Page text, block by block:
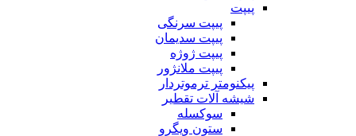
پیپت
پیپت سرنگی
پیپت سدیمان
پیپت ژوژه
پیپت ملانژور
پیکنومتر ترموتردار
شیشه آلات تقطیر
سوکسله
ستون ویگرو